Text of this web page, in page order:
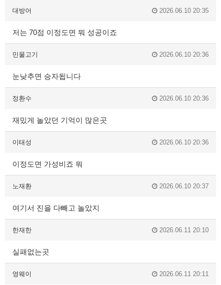
대방어 2026.06.10 20:35
저는 70점 이정도면 뭐 성공이죠
민물고기 2026.06.10 20:36
눈낮추면 승자됩니다
정환수 2026.06.10 20:36
재밌게 놀았던 기억이 많은곳
이태성 2026.06.10 20:36
이정도면 가성비죠 뭐
노재환 2026.06.10 20:37
여기서 진을 다빼고 놀았지
한재한 2026.06.11 20:10
실패없는곳
영웨이 2026.06.11 20:11